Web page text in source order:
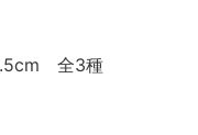
全3種